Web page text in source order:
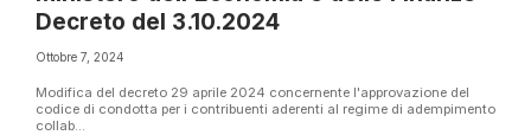
Decreto del 3.10.2024
Ottobre 7, 2024
Modifica del decreto 29 aprile 2024 concernente l'approvazione del
codice di condotta per i contribuenti aderenti al regime di adempimento
collab...